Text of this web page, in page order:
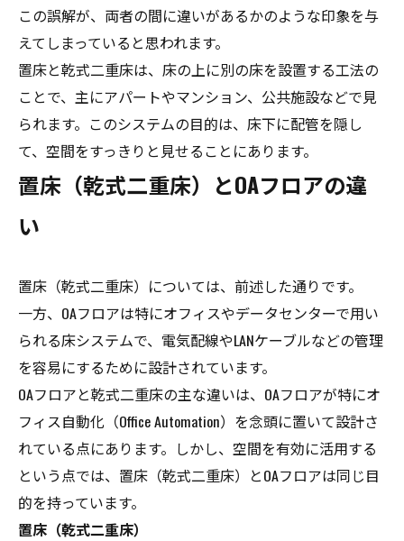
この誤解が、両者の間に違いがあるかのような印象を与
えてしまっていると思われます。
置床と乾式二重床は、床の上に別の床を設置する工法の
ことで、主にアパートやマンション、公共施設などで見
られます。このシステムの目的は、床下に配管を隠し
て、空間をすっきりと見せることにあります。
置床（乾式二重床）とOAフロアの違
い
置床（乾式二重床）については、前述した通りです。
一方、OAフロアは特にオフィスやデータセンターで用い
られる床システムで、電気配線やLANケーブルなどの管理
を容易にするために設計されています。
OAフロアと乾式二重床の主な違いは、OAフロアが特にオ
フィス自動化（Office Automation）を念頭に置いて設計さ
れている点にあります。しかし、空間を有効に活用する
という点では、置床（乾式二重床）とOAフロアは同じ目
的を持っています。
置床（乾式二重床）